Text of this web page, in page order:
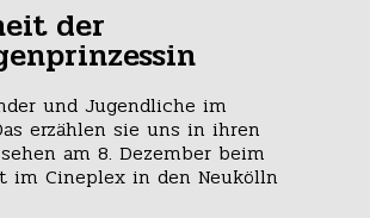
der
und Jugendliche im
erzählen sie uns in ihren
am 8. Dezember beim
im Cineplex in den Neukölln